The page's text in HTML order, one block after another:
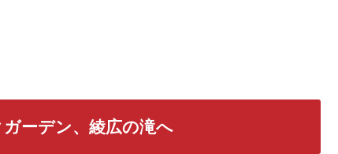
ーデン、綾広の滝へ